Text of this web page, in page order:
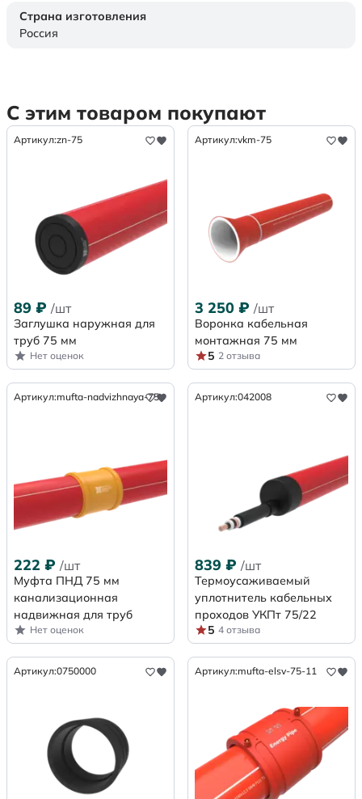
Страна изготовления
Россия
С этим товаром покупают
Артикул:zn-75
89 ₽ /шт
Заглушка наружная для
труб 75 мм
Нет оценок
Артикул:vkm-75
3 250 ₽ /шт
Воронка кабельная
монтажная 75 мм
5 2 отзыва
Артикул:mufta-nadvizhnaya-75
222 ₽ /шт
Муфта ПНД 75 мм
канализационная
надвижная для труб
Нет оценок
Артикул:042008
839 ₽ /шт
Термоусаживаемый
уплотнитель кабельных
проходов УКПт 75/22
5 4 отзыва
Артикул:0750000 Артикул:mufta-elsv-75-11